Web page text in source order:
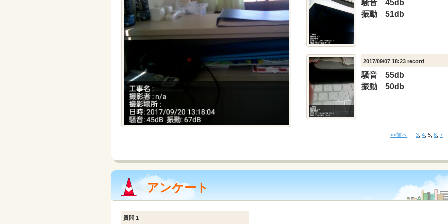
騒音 45db
振動 51db
2017/09/07 18:23 record
騒音 55db
振動 50db
<<前へ 3 ,4 ,5 ,6 ,7
アンケート